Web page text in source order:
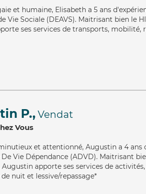
et humaine, Elisabeth a 5 ans
Vie Sociale (DEAVS). Maitrisant bien le
ses services de transports, mobilité,
P., Vendat
Vous
et attentionné, Augustin a 4 ans
Vie Dépendance (ADVD). Maitrisant
apporte ses services de
nuit et lessive/repassage*